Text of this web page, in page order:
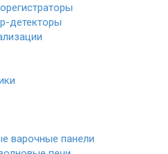
детекторы
варочные панели